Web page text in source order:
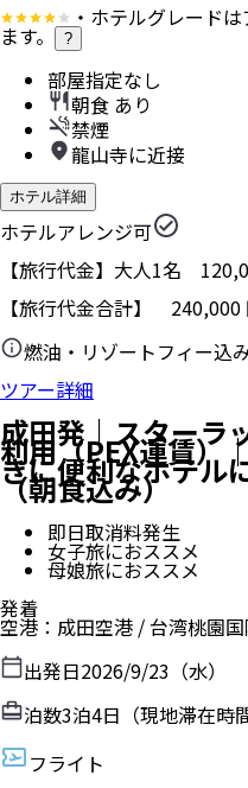
・ホテルグレード
ます。 ?
部屋指定なし
朝食 あり
禁煙
龍山寺に近接
ホテル詳細
ホテルアレンジ可
【旅行代金】大人1名
【旅行代金合計】 240,000
燃油・リゾートフィー込
ツアー詳細
成田発｜スターラ
利用（PEX運賃）
きに便利なホテル
（朝食込み）
即日取消料発生
女子旅におススメ
母娘旅におススメ
発着
空港 ： 成田空港 /台湾桃園
出発日2026/9/23（水）
泊数3泊4日（現地滞在時
フライト